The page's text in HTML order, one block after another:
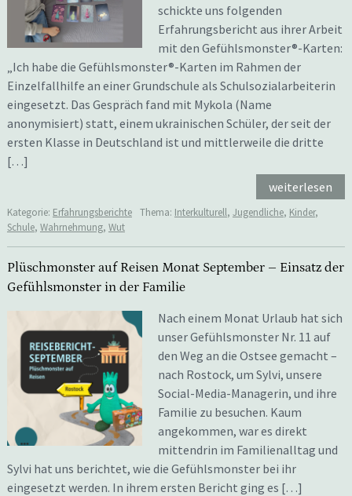
schickte uns folgenden
Erfahrungsbericht aus ihrer Arbeit
mit den Gefühlsmonster®-Karten:
„Ich habe die Gefühlsmonster®-Karten im Rahmen der
Einzelfallhilfe an einer Grundschule als Schulsozialarbeiterin
eingesetzt. Das Gespräch fand mit Mykola (Name
anonymisiert) statt, einem ukrainischen Schüler, der seit der
ersten Klasse in Deutschland ist und mittlerweile die dritte
[…]
weiterlesen
Kategorie: Erfahrungsberichte Thema: Interkulturell, Jugendliche, Kinder,
Schule, Wahrnehmung, Wut
Plüschmonster auf Reisen Monat September – Einsatz der
Gefühlsmonster in der Familie
Nach einem Monat Urlaub hat sich
unser Gefühlsmonster Nr. 11 auf
den Weg an die Ostsee gemacht –
nach Rostock, um Sylvi, unsere
Social-Media-Managerin, und ihre
Familie zu besuchen. Kaum
angekommen, war es direkt
mittendrin im Familienalltag und
Sylvi hat uns berichtet, wie die Gefühlsmonster bei ihr
eingesetzt werden. In ihrem ersten Bericht ging es […]